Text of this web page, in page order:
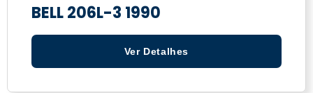
BELL 206L-3 1990
Ver Detalhes